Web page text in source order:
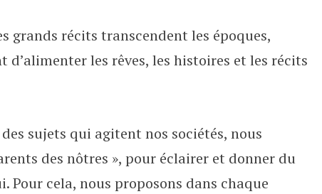
grands récits transcendent les époques,
les rêves, les histoires et les récits
sujets qui agitent nos sociétés, nous
des nôtres », pour éclairer et donner du
Pour cela, nous proposons dans chaque